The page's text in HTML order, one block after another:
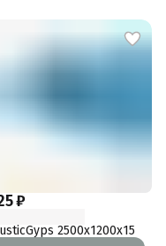
₽
2500x1200x15